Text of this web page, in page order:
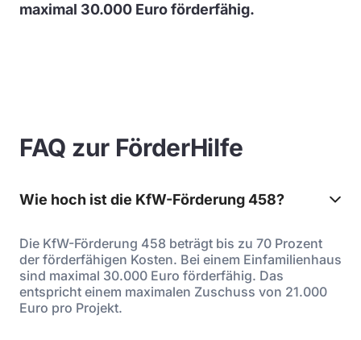
maximal 30.000 Euro förderfähig.
FAQ zur FörderHilfe
Wie hoch ist die KfW-Förderung 458?
Die KfW-Förderung 458 beträgt bis zu 70 Prozent
der förderfähigen Kosten. Bei einem Einfamilienhaus
sind maximal 30.000 Euro förderfähig. Das
entspricht einem maximalen Zuschuss von 21.000
Euro pro Projekt.